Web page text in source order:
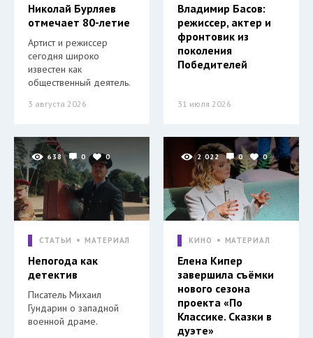
Николай Бурляев
отмечает 80-летие
Артист и режиссер
сегодня широко
известен как
общественный деятель.
3 августа 2026
Владимир Басов:
режиссер, актер и
фронтовик из
поколения
Победителей
31 июля 2026
638 0 0
СТАТЬИ МАТЕРИАЛ
Непогода как
детектив
Писатель Михаил
Гундарин о западной
военной драме.
2 022 0 0
КИНО МАТЕРИАЛ
Елена Кипер
завершила съёмки
нового сезона
проекта «По
Классике. Сказки в
дуэте»